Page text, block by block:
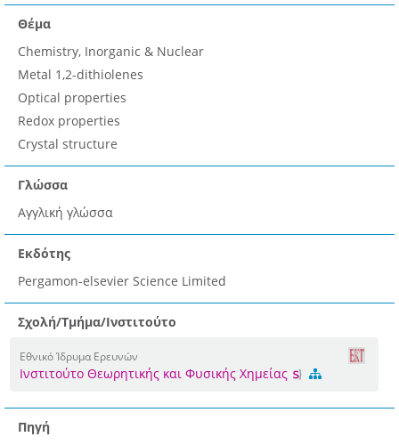
Θέμα
Chemistry, Inorganic & Nuclear
Metal 1,2-dithiolenes
Optical properties
Redox properties
Crystal structure
Γλώσσα
Αγγλική γλώσσα
Εκδότης
Pergamon-elsevier Science Limited
Σχολή/Τμήμα/Ινστιτούτο
Εθνικό Ίδρυμα Ερευνών
Ινστιτούτο Θεωρητικής και Φυσικής Χημείας
Πηγή